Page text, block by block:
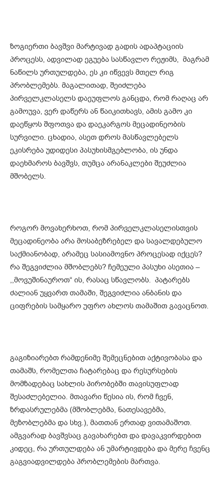
ზოგიერთი ბავშვი მარტივად გადის ადაპტაციის
პროცესს, ადვილად ეგუება სასწავლო რეჟიმს, მაგრამ
ნაწილს ურთულდება, ეს კი იწვევს მთელ რიგ
პრობლემებს. მაგალითად, შეიძლება
პირველკლასელს დაეუფლოს განცდა, რომ რაღაც არ
გამოუვა, ვერ დაწერს ან წაიკითხავს, ამის გამო კი
დაეწყოს შფოთვა და დაეკარგოს მეცადინეობის
სურვილი. ცხადია, ასეთ დროს მასწავლებელს
ეკისრება უდიდესი პასუხისმგებლობა, ის უნდა
დაეხმაროს ბავშვს, თუმცა არანაკლები შეუძლია
მშობელს.
როგორ მოვახერხოთ, რომ პირველკლასელისთვის
მეცადინეობა არა მოსაბეზრებელ და სავალდებულო
საქმიანობად, არამეც სასიამოვნო პროცესად იქცეს?
რა შეგვიძლია მშობლებს? ჩემეული პასუხი ასეთია –
,,მოვუშინაუროთ“ ის, რასაც სწავლობს. პატარებს
ძალიან უყვართ თამაში, შეგვიძლია ანბანის და
ციფრების სამყარო უფრო ახლოს თამაშით გავაცნოთ.
გაგიზიარებთ რამდენიმე შემეცნებით აქტივობასა და
თამაშს, რომელთა ჩატარებაც და რესურსების
მომზადებაც სახლის პირობებში თავისუფლად
შესაძლებელია. მთავარი წესია ის, რომ ჩვენ,
ზრდასრულებმა (მშობლებმა, ნათესავებმა,
მეზობლებმა და სხვ.), მათთან ერთად ვითამაშოთ.
ამგვარად ბავშვსაც გავახარებთ და დავაკვირდებით
კიდეც, რა ურთულდება ან უმარტივდება და მერე ჩვენც
გაგვიადვილდება პრობლემების მართვა.